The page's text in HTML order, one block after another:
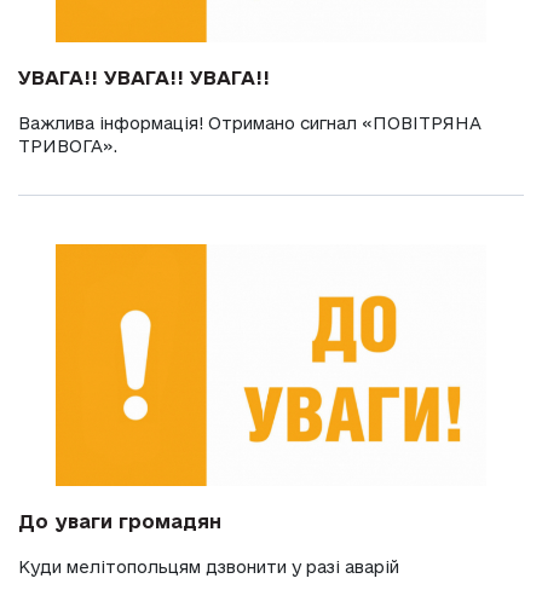
УВАГА!! УВАГА!! УВАГА!!
Важлива інформація! Отримано сигнал «ПОВІТРЯНА
ТРИВОГА».
До уваги громадян
Куди мелітопольцям дзвонити у разі аварій